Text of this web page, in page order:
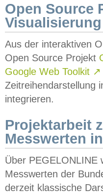
Open Source
Visualisierung
Aus der interaktiven
Open Source Projekt
Google Web Toolkit ↗
Zeitreihendarstellung
integrieren.
Projektarbeit
Messwerten
Über PEGELONLINE
Messwerten der
derzeit klassische